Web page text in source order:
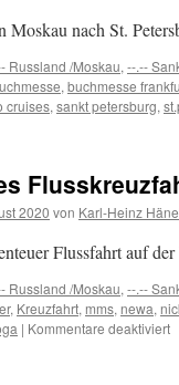
Moskau nach St.
Russland /Moskau, --.--
, buchmesse
cruises, sankt petersburg,
2020 von Karl-Heinz
Flussfahrt auf
Russland /Moskau, --.--
, Kreuzfahrt, mms, newa,
| Kommentare deaktiviertfür